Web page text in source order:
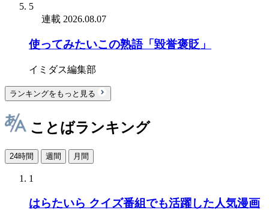
5
連載 2026.08.07
使ってみたいこの熟語「毀誉褒貶」
イミダス編集部
ランキングをもっと見る
ことばランキング
24時間 週間 月間
1
はらたいら クイズ番組でも活躍した人気漫画